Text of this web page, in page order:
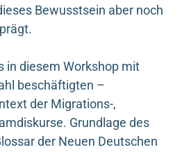
Bewusstsein aber noch
in diesem Workshop mit
beschäftigten –
der Migrations-,
Grundlage des
der Neuen Deutschen